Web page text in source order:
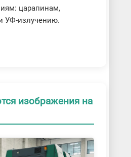
царапинам,
УФ-излучению.
изображения на